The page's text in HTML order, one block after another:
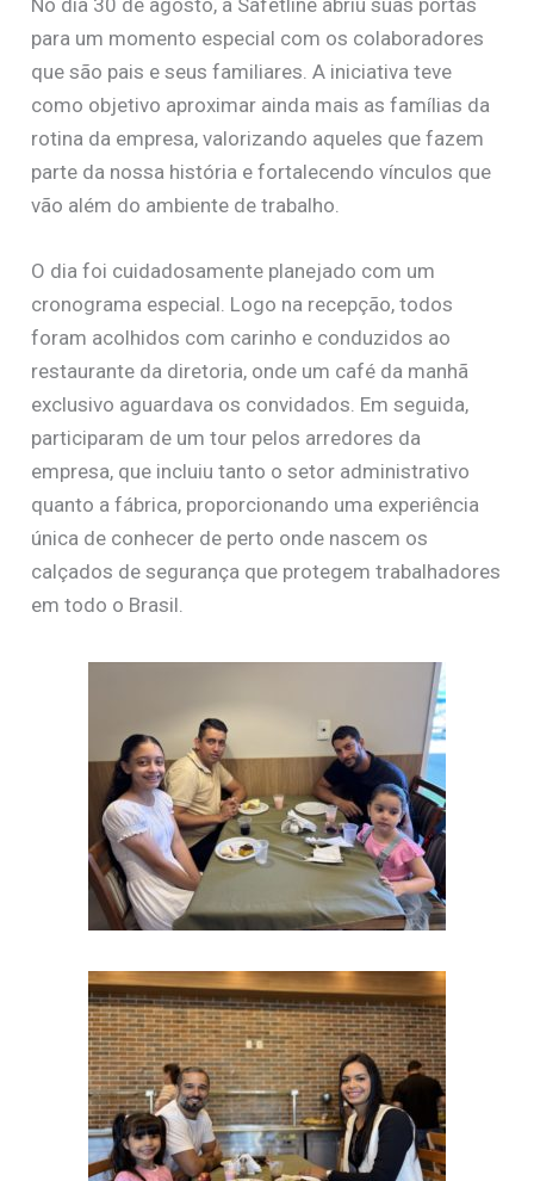
para um momento especial com os colaboradores
que são pais e seus familiares. A iniciativa teve
como objetivo aproximar ainda mais as famílias da
rotina da empresa, valorizando aqueles que fazem
parte da nossa história e fortalecendo vínculos que
vão além do ambiente de trabalho.
O dia foi cuidadosamente planejado com um
cronograma especial. Logo na recepção, todos
foram acolhidos com carinho e conduzidos ao
restaurante da diretoria, onde um café da manhã
exclusivo aguardava os convidados. Em seguida,
participaram de um tour pelos arredores da
empresa, que incluiu tanto o setor administrativo
quanto a fábrica, proporcionando uma experiência
única de conhecer de perto onde nascem os
calçados de segurança que protegem trabalhadores
em todo o Brasil.